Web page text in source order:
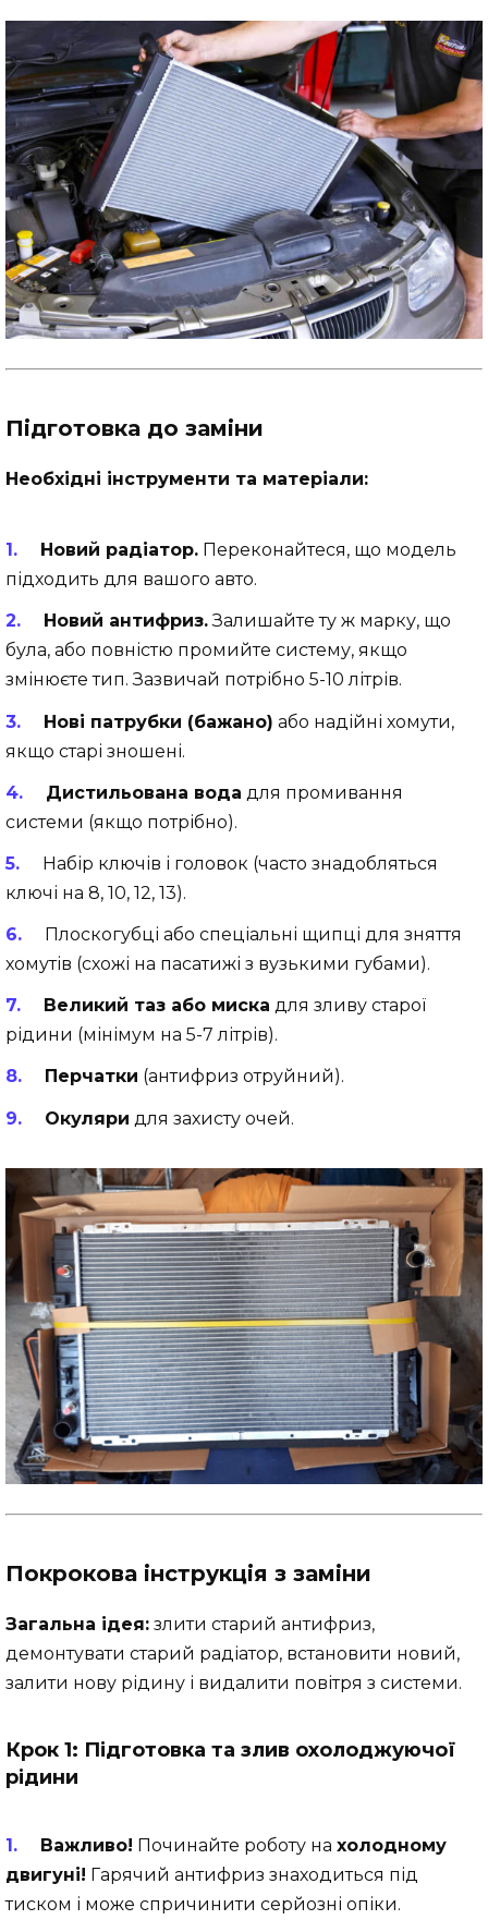
Підготовка до заміни
Необхідні інструменти та матеріали:
Новий радіатор.Переконайтеся, що модель
підходить для вашого авто.
Новий антифриз.Залишайте ту ж марку, що
була, або повністю промийте систему, якщо
змінюєте тип. Зазвичай потрібно 5-10 літрів.
Нові патрубки (бажано) або надійні хомути,
якщо старі зношені.
Дистильована вода для промивання
системи (якщо потрібно).
Набір ключів і головок (часто знадобляться
ключі на 8, 10, 12, 13).
Плоскогубці або спеціальні щипці для зняття
хомутів (схожі на пасатижі з вузькими губами).
Великий таз або миска для зливу старої
рідини (мінімум на 5-7 літрів).
Перчатки (антифриз отруйний).
Окуляри для захисту очей.
Покрокова інструкція з заміни
Загальна ідея: злити старий антифриз,
демонтувати старий радіатор, встановити новий,
залити нову рідину і видалити повітря з системи.
Крок 1: Підготовка та злив охолоджуючої
рідини
Важливо! Починайте роботу на холодному
двигуні! Гарячий антифриз знаходиться під
тиском і може спричинити серйозні опіки.